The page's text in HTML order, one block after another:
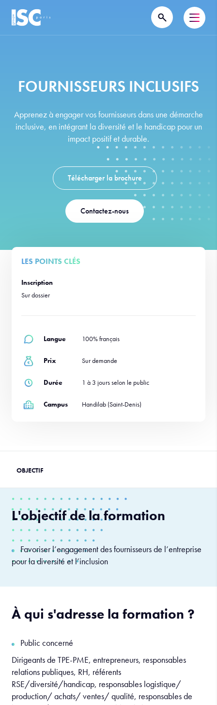
FOURNISSEURS INCLUSIFS
Apprenez à engager vos fournisseurs dans une démarche
inclusive, en intégrant la diversité et le handicap pour un
impact positif et durable.
Télécharger la brochure
Contactez-nous
LES POINTS CLÉS
Inscription
Sur dossier
Langue 100% français
Prix Sur demande
Durée 1 à 3 jours selon le public
Campus Handilab (Saint-Denis)
L'objectif de la formation
Favoriser l’engagement des fournisseurs de l’entreprise
pour la diversité et l’inclusion
À qui s'adresse la formation ?
Public concerné
Dirigeants de TPE-PME, entrepreneurs, responsables
relations publiques, RH, référents
RSE/diversité/handicap, responsables logistique/
production/ achats/ ventes/ qualité, responsables de